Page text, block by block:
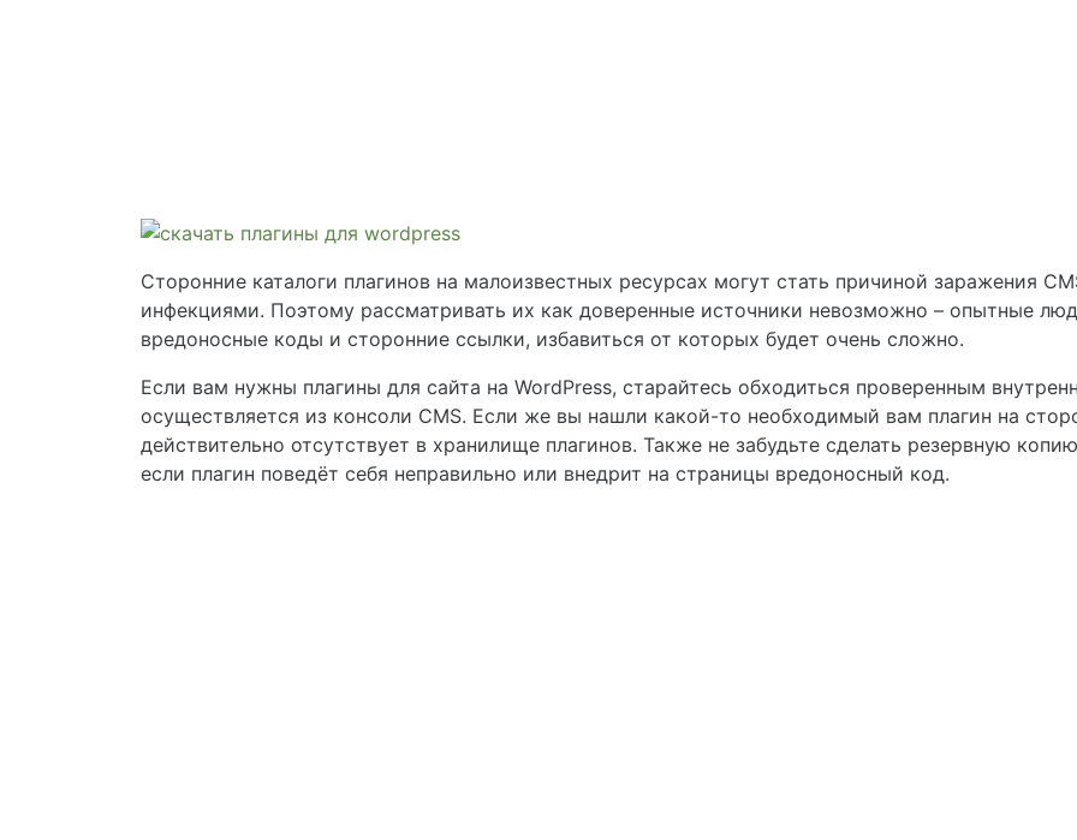
Сторонние каталоги плагинов на малоизвестных ресурсах могут стать причиной заражения
инфекциями. Поэтому рассматривать их как доверенные источники невозможно – опытные
вредоносные коды и сторонние ссылки, избавиться от которых будет очень сложно.
Если вам нужны плагины для сайта на WordPress, старайтесь обходиться проверенным
осуществляется из консоли CMS. Если же вы нашли какой-то необходимый вам плагин на
действительно отсутствует в хранилище плагинов. Также не забудьте сделать резервную
если плагин поведёт себя неправильно или внедрит на страницы вредоносный код.